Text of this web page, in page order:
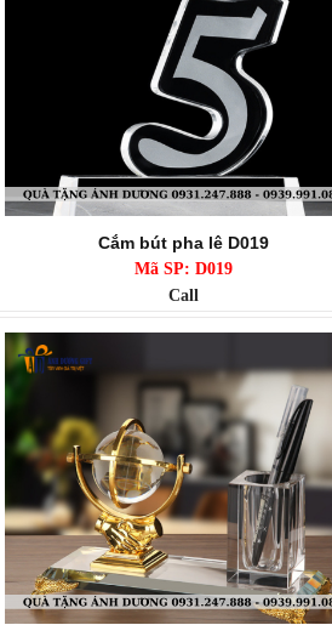
Cắm bút pha lê D019
Mã SP: D019
Call